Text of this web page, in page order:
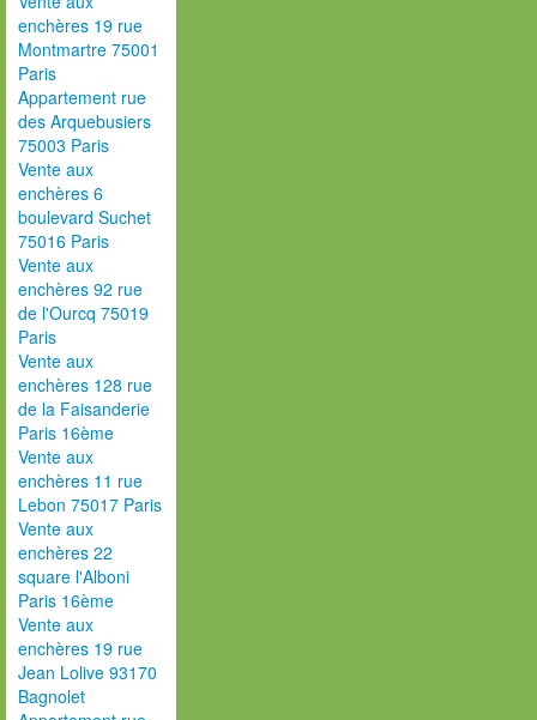
enchères 19 rue
Montmartre 75001
Paris
Appartement rue
des Arquebusiers
75003 Paris
Vente aux
enchères 6
boulevard Suchet
75016 Paris
Vente aux
enchères 92 rue
de l'Ourcq 75019
Paris
Vente aux
enchères 128 rue
de la Faisanderie
Paris 16ème
Vente aux
enchères 11 rue
Lebon 75017 Paris
Vente aux
enchères 22
square l'Alboni
Paris 16ème
Vente aux
enchères 19 rue
Jean Lolive 93170
Bagnolet